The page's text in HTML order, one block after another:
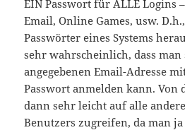
EIN Passwort für ALLE Logins
Email, Online Games, usw.
Passwörter eines Systems
sehr wahrscheinlich, dass man
angegebenen Email-Adresse
Passwort anmelden kann. Von
dann sehr leicht auf alle
Benutzers zugreifen, da man